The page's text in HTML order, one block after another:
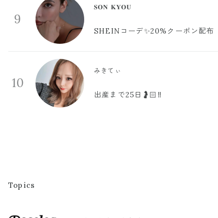
9
𝐒𝐎𝐍 𝐊𝐘𝐎𝐔
SHEINコーデ✨20%クーポン配布
10
みきてぃ
出産まで25日🤰🏻‼️
Topics